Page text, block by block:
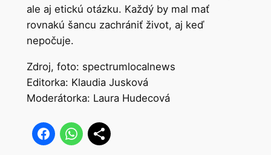
ale aj etickú otázku. Každý by mal mať
rovnakú šancu zachrániť život, aj keď
nepočuje.
Zdroj, foto: spectrumlocalnews
Editorka: Klaudia Jusková
Moderátorka: Laura Hudecová